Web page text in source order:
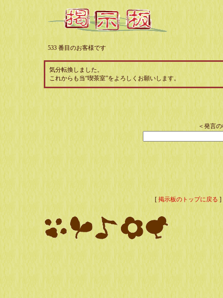
533 番目のお客様です
気分転換しました。
これからも当“喫茶室”をよろしくお願いします。
＜発言
[ 掲示板のトップに戻る]